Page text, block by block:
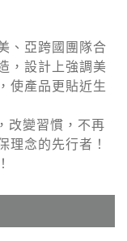
、亞跨國團隊合
，設計上強調美
使產品更貼近生
改變習慣，不再
理念的先行者！